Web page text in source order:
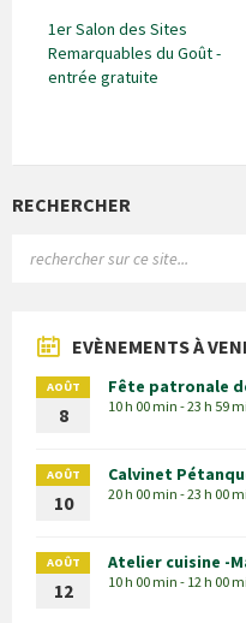
1er Salon des Sites
Remarquables du Goût -
entrée gratuite
RECHERCHER
EVÈNEMENTS À
AOÛT
8
Fête patronale
10 h 00 min - 23 h 59
AOÛT
10
Calvinet
20 h 00 min - 23 h 00
AOÛT
12
Atelier cuisine -
10 h 00 min - 12 h 00